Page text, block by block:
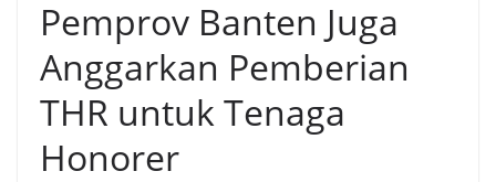
Pemprov Banten Juga
Anggarkan Pemberian
THR untuk Tenaga
Honorer